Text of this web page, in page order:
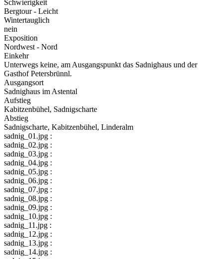
Schwierigkeit
Bergtour - Leicht
Wintertauglich
nein
Exposition
Nordwest - Nord
Einkehr
Unterwegs keine, am Ausgangspunkt das Sadnighaus und der
Gasthof Petersbrünnl.
Ausgangsort
Sadnighaus im Astental
Aufstieg
Kabitzenbühel, Sadnigscharte
Abstieg
Sadnigscharte, Kabitzenbühel, Linderalm
sadnig_01.jpg :
sadnig_02.jpg :
sadnig_03.jpg :
sadnig_04.jpg :
sadnig_05.jpg :
sadnig_06.jpg :
sadnig_07.jpg :
sadnig_08.jpg :
sadnig_09.jpg :
sadnig_10.jpg :
sadnig_11.jpg :
sadnig_12.jpg :
sadnig_13.jpg :
sadnig_14.jpg :